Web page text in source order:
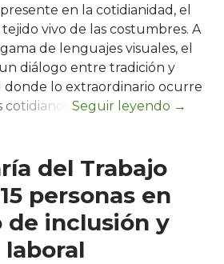
en la cotidianidad, el
vivo de las costumbres. A
de lenguajes visuales, el
diálogo entre tradición y
lo extraordinario ocurre
del Trabajo
personas en
de inclusión y